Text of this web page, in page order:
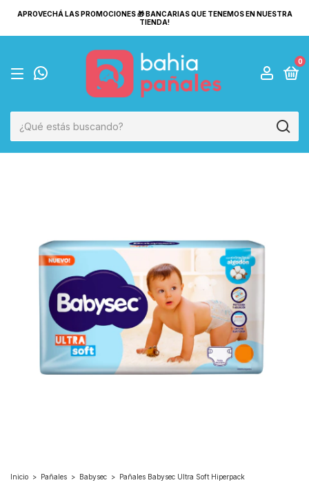
APROVECHÁ LAS PROMOCIONES 🎁 BANCARIAS QUE TENEMOS EN NUESTRA
TIENDA!
0
Inicio > Pañales > Babysec > Pañales Babysec Ultra Soft Hiperpack